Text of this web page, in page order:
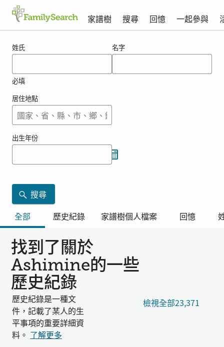
家譜樹 搜尋 回憶 一起參與
姓氏
必填
名字
居住地點
出生年份
搜尋
全部
歷史紀錄 家譜樹個人檔案 回憶
找到了關於
Ashimine的一些
歷史紀錄
歷史紀錄是一種文
件，記載了某人的生
平事項的重要詳細資
料。 了解更多
檢視全部23,371